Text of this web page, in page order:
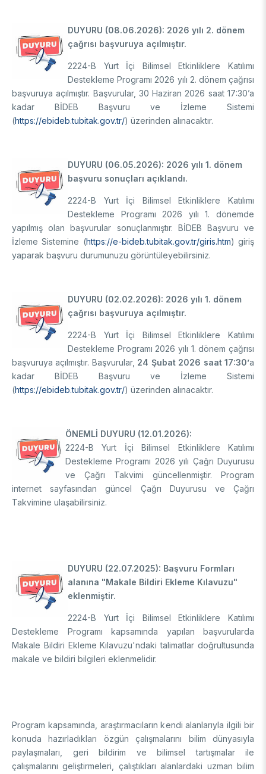
Akademik
Ulusal Programlar
Uluslararası Programlar
Sanayi
Ulusal Programlar
Uluslararası Programlar
Bilim & Toplum
Ulusal Programlar
Etkinliklere Katılım
Uluslararası Destekler
Uluslararası İş Birlikleri
İkili İş Birliği Programları
Çok Taraflı Programlar
AB Çerçeve Programları
BURSLAR
Lisans / Önlisans
Mentorluk Desteği Programı
Burs Programları
Lisansüstü
Uluslararası Burslar
Araştırma Burs Programları
Uluslararası Burslar
Uluslararası
Araştırma Burs Programları
Uluslararası Burslar
AR-GE FAALİYETLERİMİZ
MAM
Malzeme ve Proses Teknolojileri
Bilişim Teknolojileri Enstitüsü (BTE)
Siber Güvenlik Enstitüsü (SGE)
Ulusal Elektronik ve Kriptoloji Araştırma Enstitüsü (UEKAE)
Yapay Zekâ Enstitüsü (YZE)
Yazılım Teknolojileri Araştırma Enstitüsü (YTE)
AR-GE Birimleri
Raylı Ulaşım Teknolojileri Enstitüsü (RUTE)
Savunma Sanayii Araştırma ve Geliştirme Enstitüsü (SAGE)
TEKSEB ve TEKNOPARK
Ulusal Metroloji Enstitüsü (UME)
Uzay Teknolojileri Araştırma Enstitüsü (UZAY)
Kutup Araştırmaları Enstitüsü (KARE)
AR-GE Kolaylık Birimleri
Bursa Test ve Analiz Laboratuvarı (BUTAL)
Fotoğraf Arşivi
KVKK Aydınlatma metni
DUYURU (08.06.2026): 2026 yılı 2. dönem
çağrısı başvuruya açılmıştır.
2224-B Yurt İçi Bilimsel Etkinliklere Katılımı
Destekleme Programı 2026 yılı 2. dönem çağrısı
başvuruya açılmıştır. Başvurular, 30 Haziran 2026 saat 17:30’a
kadar BİDEB Başvuru ve İzleme Sistemi
(https://ebideb.tubitak.gov.tr/) üzerinden alınacaktır.
DUYURU (06.05.2026): 2026 yılı 1. dönem
başvuru sonuçları açıklandı.
2224-B Yurt İçi Bilimsel Etkinliklere Katılımı
Destekleme Programı 2026 yılı 1. dönemde
yapılmış olan başvurular sonuçlanmıştır. BİDEB Başvuru ve
İzleme Sistemine (https://e-bideb.tubitak.gov.tr/giris.htm) giriş
yaparak başvuru durumunuzu görüntüleyebilirsiniz.
DUYURU (02.02.2026): 2026 yılı 1. dönem
çağrısı başvuruya açılmıştır.
2224-B Yurt İçi Bilimsel Etkinliklere Katılımı
Destekleme Programı 2026 yılı 1. dönem çağrısı
başvuruya açılmıştır. Başvurular, 24 Şubat 2026 saat 17:30’a
kadar BİDEB Başvuru ve İzleme Sistemi
(https://ebideb.tubitak.gov.tr/) üzerinden alınacaktır.
ÖNEMLİ DUYURU (12.01.2026):
2224-B Yurt İçi Bilimsel Etkinliklere Katılımı
Destekleme Programı 2026 yılı Çağrı Duyurusu
ve Çağrı Takvimi güncellenmiştir. Program
internet sayfasından güncel Çağrı Duyurusu ve Çağrı
Takvimine ulaşabilirsiniz.
DUYURU (22.07.2025): Başvuru Formları
alanına "Makale Bildiri Ekleme Kılavuzu"
eklenmiştir.
2224-B Yurt İçi Bilimsel Etkinliklere Katılımı
Destekleme Programı kapsamında yapılan başvurularda
Makale Bildiri Ekleme Kılavuzu'ndaki talimatlar doğrultusunda
makale ve bildiri bilgileri eklenmelidir.
Program kapsamında, araştırmacıların kendi alanlarıyla ilgili bir
konuda hazırladıkları özgün çalışmalarını bilim dünyasıyla
paylaşmaları, geri bildirim ve bilimsel tartışmalar ile
çalışmalarını geliştirmeleri, çalıştıkları alanlardaki uzman bilim